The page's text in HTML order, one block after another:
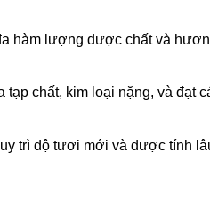
hàm lượng dược chất và
chất, kim loại nặng, và đạt
trì độ tươi mới và dược tính